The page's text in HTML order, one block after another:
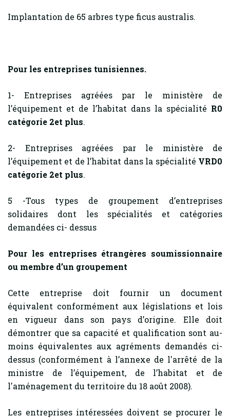
Implantation de 65 arbres type ficus australis.
Pour les entreprises tunisiennes.
1- Entreprises agréées par le ministère de
l’équipement et de l’habitat dans la spécialité R0
catégorie 2et plus.
2- Entreprises agréées par le ministère de
l’équipement et de l’habitat dans la spécialité VRD0
catégorie 2et plus.
5 -Tous types de groupement d’entreprises
solidaires dont les spécialités et catégories
demandées ci- dessus
Pour les entreprises étrangères soumissionnaire
ou membre d’un groupement
Cette entreprise doit fournir un document
équivalent conformément aux législations et lois
en vigueur dans son pays d’origine. Elle doit
démontrer que sa capacité et qualification sont au-
moins équivalentes aux agréments demandés ci-
dessus (conformément à l’annexe de l'arrêté de la
ministre de l’équipement, de l’habitat et de
l'aménagement du territoire du 18 août 2008).
Les entreprises intéressées doivent se procurer le